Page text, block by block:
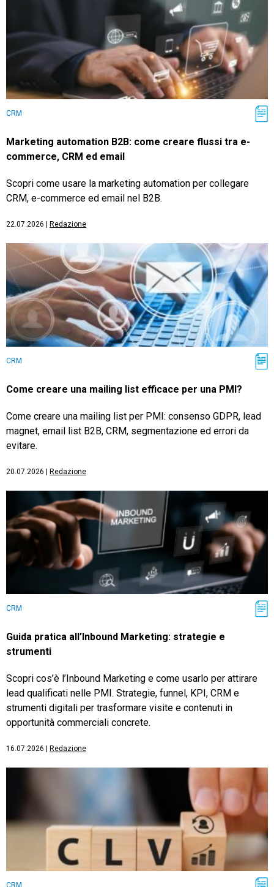
CRM
Marketing automation B2B: come creare flussi tra e-
commerce, CRM ed email
Scopri come usare la marketing automation per collegare
CRM, e-commerce ed email nel B2B.
22.07.2026 | Redazione
CRM
Come creare una mailing list efficace per una PMI?
Come creare una mailing list per PMI: consenso GDPR, lead
magnet, email list B2B, CRM, segmentazione ed errori da
evitare.
20.07.2026 | Redazione
CRM
Guida pratica all’Inbound Marketing: strategie e
strumenti
Scopri cos’è l’Inbound Marketing e come usarlo per attirare
lead qualificati nelle PMI. Strategie, funnel, KPI, CRM e
strumenti digitali per trasformare visite e contenuti in
opportunità commerciali concrete.
16.07.2026 | Redazione